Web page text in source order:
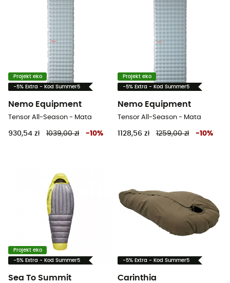
Projekt eko
-5% Extra - Kod Summer5
Nemo Equipment
Tensor All-Season - Mata
930,54 zł 1039,00 zł -10%
Projekt eko
-5% Extra - Kod Summer5
Nemo Equipment
Tensor All-Season - Mata
1128,56 zł 1259,00 zł -10%
Projekt eko
-5% Extra - Kod Summer5
Sea To Summit
-5% Extra - Kod Summer5
Carinthia